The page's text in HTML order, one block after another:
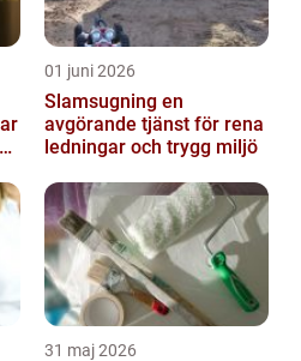
01 juni 2026
Slamsugning en
avgörande tjänst för rena
ledningar och trygg miljö
31 maj 2026